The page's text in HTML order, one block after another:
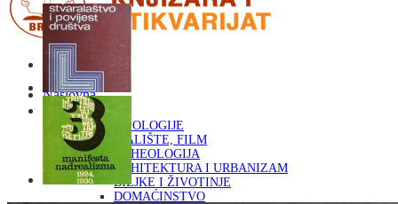
Naslovna
KNJIGE
OD ARHEOLOGIJE
DO KAZALIŠTE, FILM
ARHEOLOGIJA
ARHITEKTURA I URBANIZAM
BILJKE I ŽIVOTINJE
DOMAĆINSTVO